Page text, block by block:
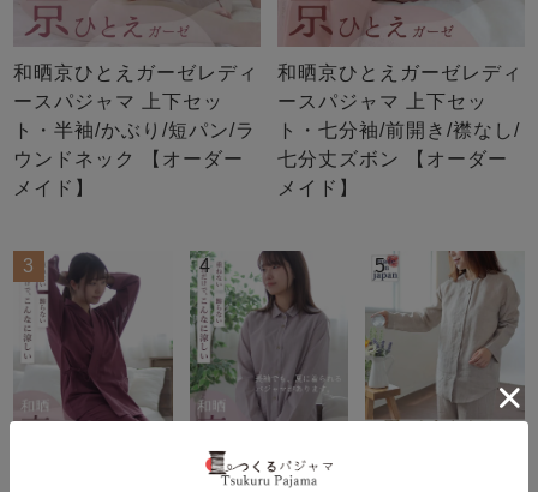
和晒京ひとえガーゼレディ
ースパジャマ 上下セッ
ト・半袖/かぶり/短パン/ラ
ウンドネック 【オーダー
メイド】
和晒京ひとえガーゼレディ
ースパジャマ 上下セッ
ト・七分袖/前開き/襟なし/
七分丈ズボン 【オーダー
メイド】
3 4
和晒京ひとえガ
5